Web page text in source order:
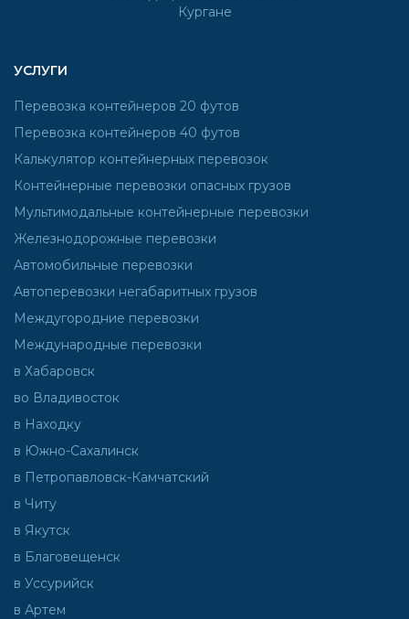
приемка контейнера.
УСЛУГИ
Перевозка контейнеров 20 футов
Перевозка контейнеров 40 футов
Калькулятор контейнерных перевозок
Контейнерные перевозки опасных грузов
Мультимодальные контейнерные перевозки
Железнодорожные перевозки
Автомобильные перевозки
Автоперевозки негабаритных грузов
Междугородние перевозки
Международные перевозки
в Хабаровск
во Владивосток
в Находку
в Южно-Сахалинск
в Петропавловск-Камчатский
в Читу
в Якутск
в Благовещенск
в Уссурийск
в Артем